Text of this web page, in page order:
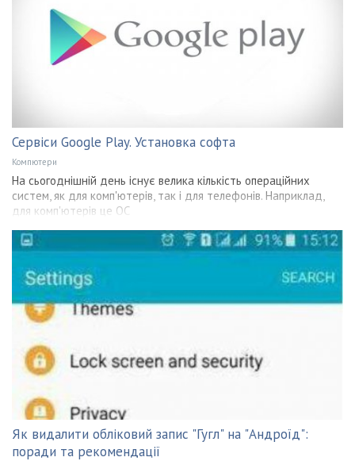
Сервіси Google Play. Установка софта
Компютери
На сьогоднішній день існує велика кількість операційних
систем, як для комп'ютерів, так і для телефонів. Наприклад,
для комп'ютерів це ОС
Як видалити обліковий запис "Гугл" на "Андроїд":
поради та рекомендації